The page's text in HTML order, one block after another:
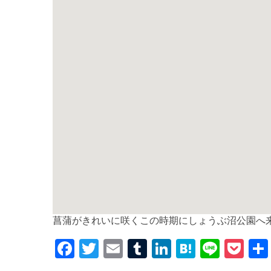
菖蒲がきれいに咲くこの時期にしょうぶ沼公園へ
F T E T Li H Li P